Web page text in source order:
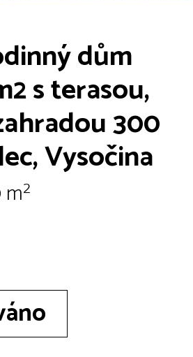
dům
s terasou,
300
Vysočina